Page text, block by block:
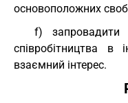
основоположних
f) запровадити
співробітництва в
взаємний інтерес.